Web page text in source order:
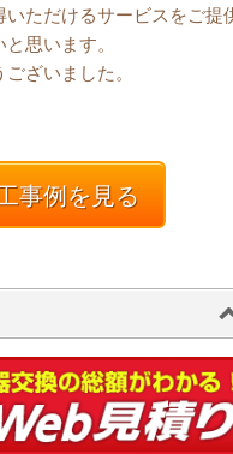
ただけるサービスをご提
思います。
ざいました。
事例を見る